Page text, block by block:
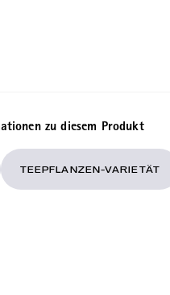
zu diesem Produkt
TEEPFLANZEN-VARIETÄT